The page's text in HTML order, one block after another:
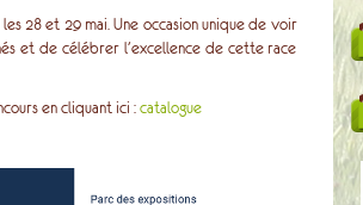
28 et 29 mai. Une occasion unique de voir
et de célébrer l'excellence de cette race
en cliquant ici : catalogue